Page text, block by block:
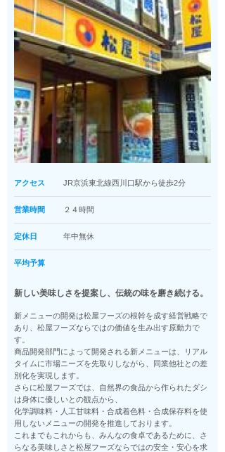
アクセス JR京浜東北線西川口駅から徒歩2分
営業時間 ２４時間
定休日 年中無休
平均予算
新しい美味しさを提案し、伝統の味を磨き続ける。
新メニューの開発は松屋フーズの根幹を成す経営戦略で
あり、松屋フーズならではの価値を生み出す原動力で
す。
商品開発部門によって開発される新メニューは、リアル
タイムに市場ニーズを先取りしながら、同業他社との差
別化を実現します。
さらに松屋フーズでは、自然界の食品から作られたダシ
は身体に優しいとの観点から、
化学調味料・人工甘味料・合成着色料・合成保存料を使
用しないメニューの開発を推進しております。
これまでもこれからも、みんなの食卓であるために、さ
らなる美味しさと松屋フーズならではの安全・安心を求